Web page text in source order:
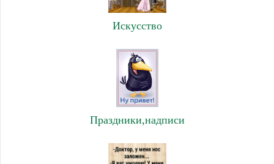
Искусство
Праздники,надписи